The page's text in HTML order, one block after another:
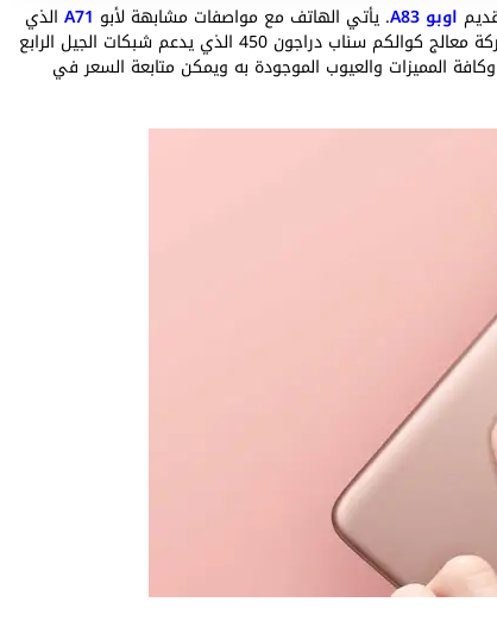
اوبو A83 . يأتي الهاتف مع مواصفات مشابهة لأبو A71 الذي
تم الإعلان عنه العام الماضي ولكن تم تحديث المعالج. استخدمت الشركة معالج كوالكم سناب دراجون 450 الذي يدعم شبكات الجيل الرابع
المميزات والعيوب الموجودة به ويمكن متابعة السعر في